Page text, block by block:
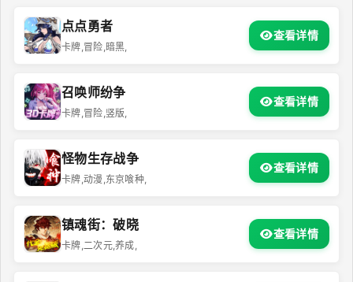
点点勇者
卡牌,冒险,暗黑,
查看详情
召唤师纷争
卡牌,冒险,竖版,
查看详情
怪物生存战争
卡牌,动漫,东京喰种,
查看详情
镇魂街：破晓
卡牌,二次元,养成,
查看详情